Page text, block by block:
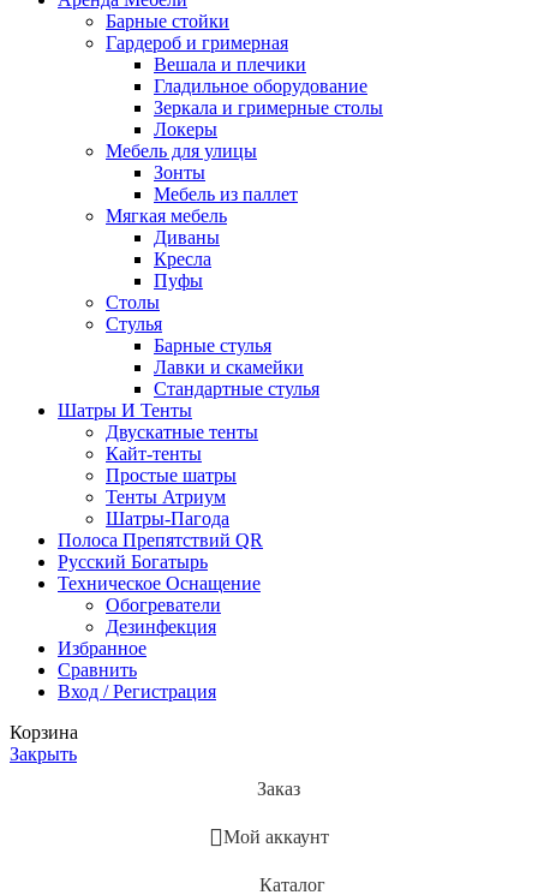
Барные стойки
Гардероб и гримерная
Вешала и плечики
Гладильное оборудование
Зеркала и гримерные столы
Локеры
Мебель для улицы
Зонты
Мебель из паллет
Мягкая мебель
Диваны
Кресла
Пуфы
Столы
Стулья
Барные стулья
Лавки и скамейки
Стандартные стулья
Шатры И Тенты
Двускатные тенты
Кайт-тенты
Простые шатры
Тенты Атриум
Шатры-Пагода
Полоса Препятствий QR
Русский Богатырь
Техническое Оснащение
Обогреватели
Дезинфекция
Избранное
Сравнить
Вход / Регистрация
Корзина
Закрыть
Заказ
Мой аккаунт
Каталог